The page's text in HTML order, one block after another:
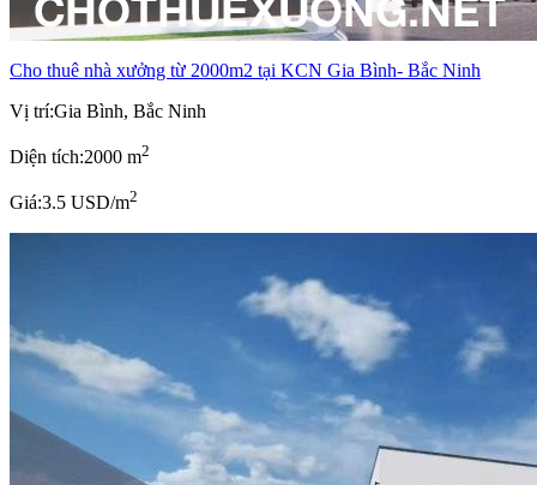
Cho thuê nhà xưởng từ 2000m2 tại KCN Gia Bình- Bắc Ninh
Vị trí:Gia Bình, Bắc Ninh
Diện tích:2000 m2
Giá:3.5 USD/m2